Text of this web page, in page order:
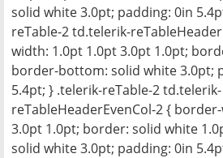
solid white 3.0pt; padding: 0in
reTable-2 td.telerik-
width: 1.0pt 1.0pt 3.0pt 1.0pt;
border-bottom: solid white 3.0pt;
5.4pt; } .telerik-reTable-2 td.telerik-
reTableHeaderEvenCol-2 {
3.0pt 1.0pt; border: solid white
solid white 3.0pt; padding: 0in